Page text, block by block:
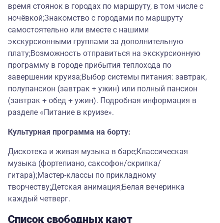
время стоянок в городах по маршруту, в том числе с
ночёвкой;Знакомство с городами по маршруту
самостоятельно или вместе с нашими
экскурсионными группами за дополнительную
плату;Возможность отправиться на экскурсионную
программу в городе прибытия теплохода по
завершении круиза;Выбор системы питания: завтрак,
полупансион (завтрак + ужин) или полный пансион
(завтрак + обед + ужин). Подробная информация в
разделе «Питание в круизе».
Культурная программа на борту:
Дискотека и живая музыка в баре;Классическая
музыка (фортепиано, саксофон/скрипка/
гитара);Мастер-классы по прикладному
творчеству;Детская анимация;Белая вечеринка
каждый четверг.
Список свободных кают